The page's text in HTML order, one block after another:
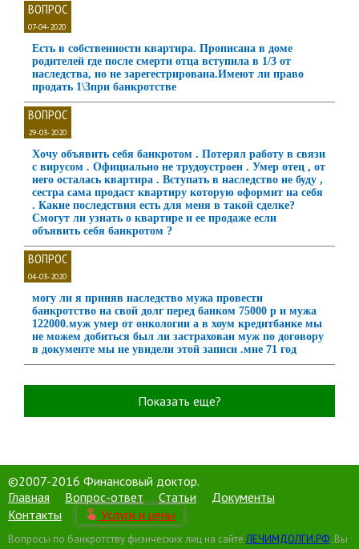
ВОПРОС
07-04-2020
Есть в собственности квартира. Прописана в доме
родителей где после смерти отца вступила в 1/3 от
наследства, но не зарегестрирована.Имеют ли право
продать 1\3при банкротстве
ВОПРОС
29-03-2020
Хочу объявить себя банкротом . Потерял работу в связи
с вирусом . Официально не трудоустроен . Умер отец , от
него осталась квартира . Вступать в наследство не буду ,
сестра сама продаст квартиру которую оформит на себя
. Какие последствия есть для меня в такой сделке?
Смогут ли узнать о квартире и ее продаже если
объявить себя банкротом ?
ВОПРОС
04-03-2020
могу ли я приняв наследство мужа провести
банкротство на свой долг перед банком 75000 р и мужа
122000.муж умер от онкологии а в хоум кредитбанке мы
не можем добиться был ли застрахован муж по договору
в документе мы не увидели этой записи .мне 71 год
Показать еще?
©2007-2016 Финансовый доктор.
Главная
Вопрос-ответ Статьи
Документы
Контакты
Услуги и цены
Вопросы по банкротству физических лиц на сайтеЛЕЧИМДОЛГИ.РФ .Вы